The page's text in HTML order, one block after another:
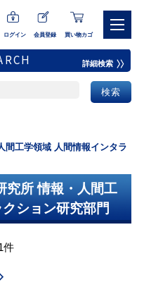
ログイン 会員登録 買い物カゴ
詳細検索
間工学領域 人間情報インタラ
究所 情報・人間工
ション研究部門
件